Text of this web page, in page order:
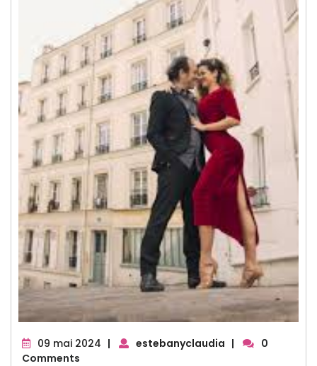
09 mai 2024 09
| estebanyclaudia |
0
Comments